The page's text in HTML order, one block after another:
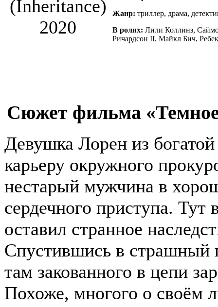
Жанр: триллер, драма,
В ролях: Лили Коллинз,
Ричардсон II, Майкл Бич,
Сюжет фильма
Девушка Лорен из
карьеру окружного
нестарый мужчина в
сердечного приступа.
оставил странное
Спустившись в страшный
там закованного в цепи
Похоже, многого о своём